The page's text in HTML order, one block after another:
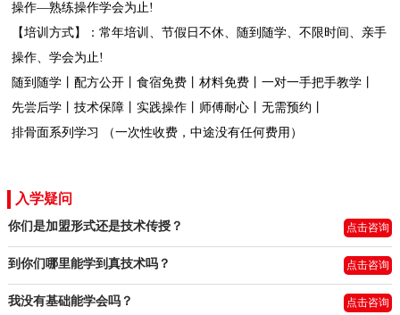
操作—熟练操作学会为止!
【培训方式】：常年培训、节假日不休、随到随学、不限时间、亲手
操作、学会为止!
随到随学丨配方公开丨食宿免费丨材料免费丨一对一手把手教学丨
先尝后学丨技术保障丨实践操作丨师傅耐心丨无需预约丨
排骨面系列学习
（一次性收费，中途没有任何费用）
入学疑问
你们是加盟形式还是技术传授？ 点击咨询
到你们哪里能学到真技术吗？ 点击咨询
我没有基础能学会吗？ 点击咨询